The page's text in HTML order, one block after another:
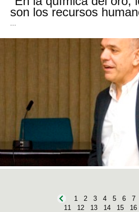
son los recursos
...
1 2 3 4 5 6 7
11
12 13 14 15 16